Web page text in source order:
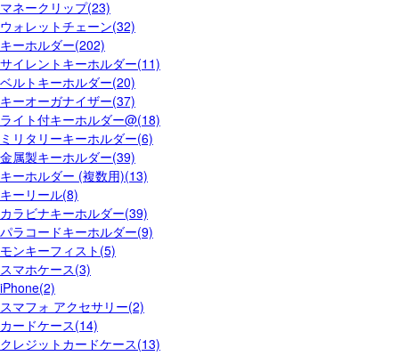
マネークリップ(23)
ウォレットチェーン(32)
キーホルダー(202)
サイレントキーホルダー(11)
ベルトキーホルダー(20)
キーオーガナイザー(37)
ライト付キーホルダー@(18)
ミリタリーキーホルダー(6)
金属製キーホルダー(39)
キーホルダー (複数用)(13)
キーリール(8)
カラビナキーホルダー(39)
パラコードキーホルダー(9)
モンキーフィスト(5)
スマホケース(3)
iPhone(2)
スマフォ アクセサリー(2)
カードケース(14)
クレジットカードケース(13)